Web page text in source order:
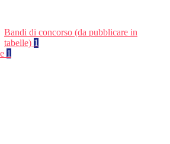
Bandi di concorso (da pubblicare in
tabelle) 1
1